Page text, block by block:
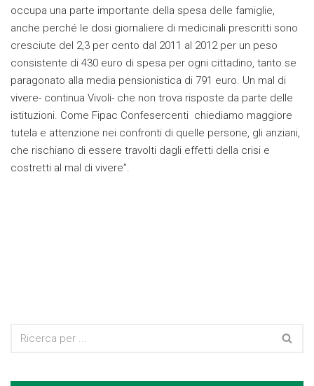
occupa una parte importante della spesa delle famiglie,
anche perché le dosi giornaliere di medicinali prescritti sono
cresciute del 2,3 per cento dal 2011 al 2012 per un peso
consistente di 430 euro di spesa per ogni cittadino, tanto se
paragonato alla media pensionistica di 791 euro. Un mal di
vivere- continua Vivoli- che non trova risposte da parte delle
istituzioni. Come Fipac Confesercenti chiediamo maggiore
tutela e attenzione nei confronti di quelle persone, gli anziani,
che rischiano di essere travolti dagli effetti della crisi e
costretti al mal di vivere”.